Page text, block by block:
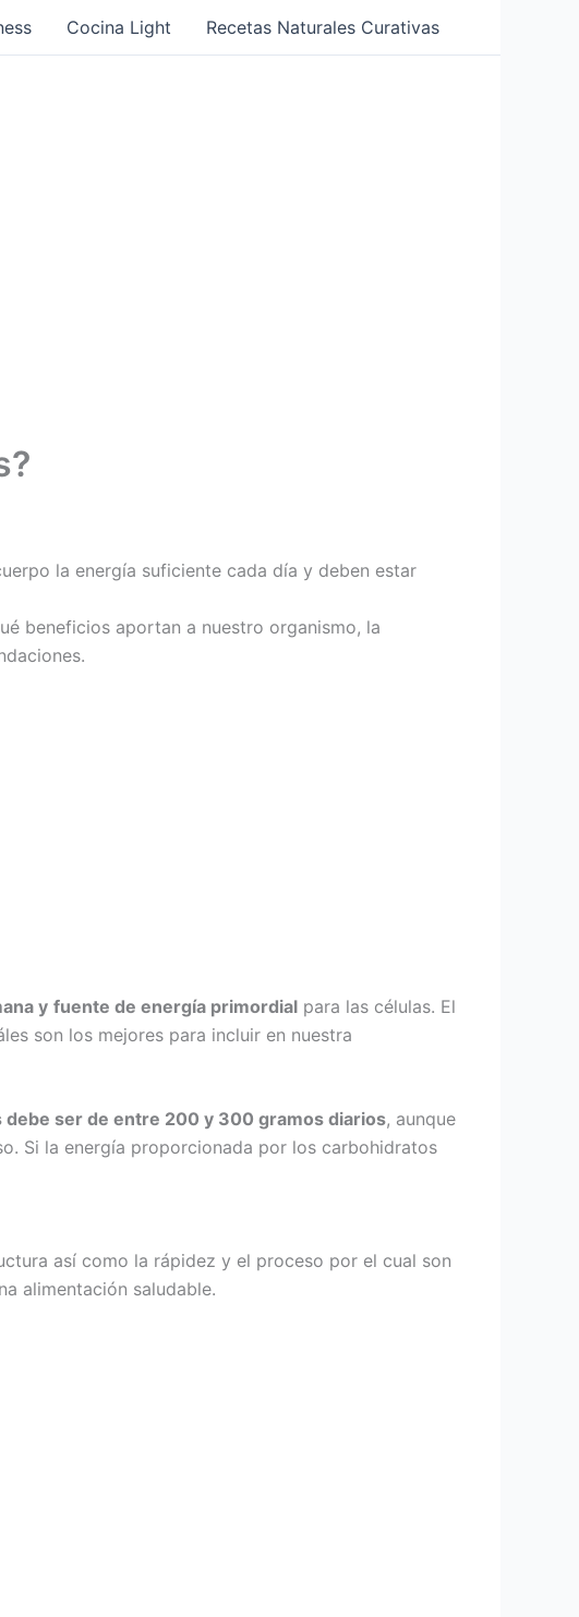
Cocina Light Recetas Naturales Curativas
la energía suficiente cada día y deben estar
beneficios aportan a nuestro organismo, la
y fuente de energía primordial para las células. El
son los mejores para incluir en nuestra
ser de entre 200 y 300 gramos diarios, aunque
Si la energía proporcionada por los carbohidratos
así como la rápidez y el proceso por el cual son
alimentación saludable.